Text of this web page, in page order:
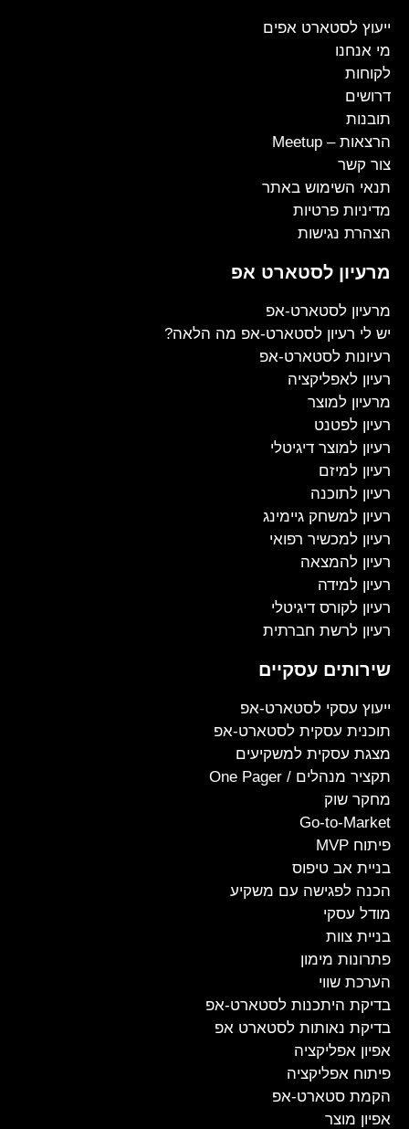
ייעוץ לסטארט אפים
מי אנחנו
לקוחות
דרושים
תובנות
הרצאות – Meetup
צור קשר
תנאי השימוש באתר
מדיניות פרטיות
הצהרת נגישות
מרעיון לסטארט אפ
מרעיון לסטארט-אפ
יש לי רעיון לסטארט-אפ מה הלאה?
רעיונות לסטארט-אפ
רעיון לאפליקציה
מרעיון למוצר
רעיון לפטנט
רעיון למוצר דיגיטלי
רעיון למיזם
רעיון לתוכנה
רעיון למשחק גיימינג
רעיון למכשיר רפואי
רעיון להמצאה
רעיון למידה
רעיון לקורס דיגיטלי
רעיון לרשת חברתית
שירותים עסקיים
ייעוץ עסקי לסטארט-אפ
תוכנית עסקית לסטארט-אפ
מצגת עסקית למשקיעים
תקציר מנהלים / One Pager
מחקר שוק
Go-to-Market
פיתוח MVP
בניית אב טיפוס
הכנה לפגישה עם משקיע
מודל עסקי
בניית צוות
פתרונות מימון
הערכת שווי
בדיקת היתכנות לסטארט-אפ
בדיקת נאותות לסטארט אפ
אפיון אפליקציה
פיתוח אפליקציה
הקמת סטארט-אפ
אפיון מוצר